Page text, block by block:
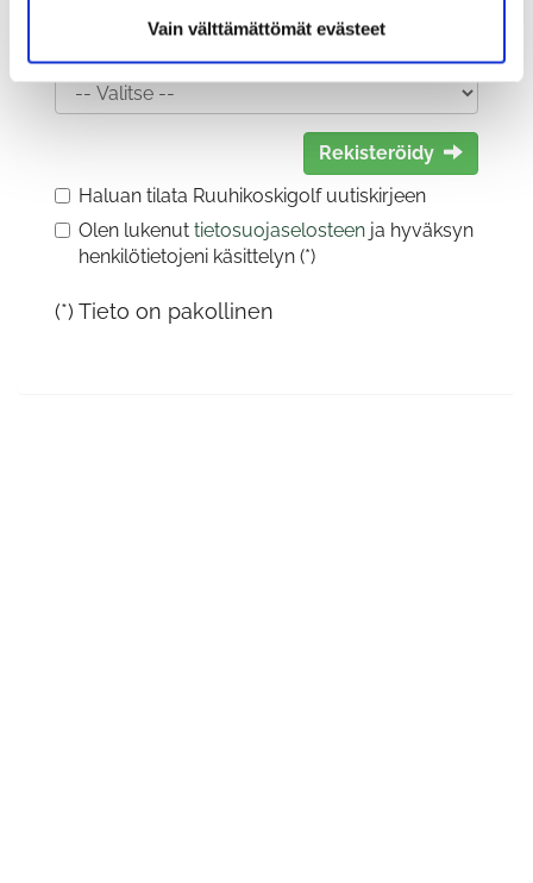
Vain välttämättömät evästeet
Sukupuoli:
Rekisteröidy
Haluan tilata Ruuhikoskigolf uutiskirjeen
Olen lukenut tietosuojaselosteen ja hyväksyn
henkilötietojeni käsittelyn (*)
(*) Tieto on pakollinen